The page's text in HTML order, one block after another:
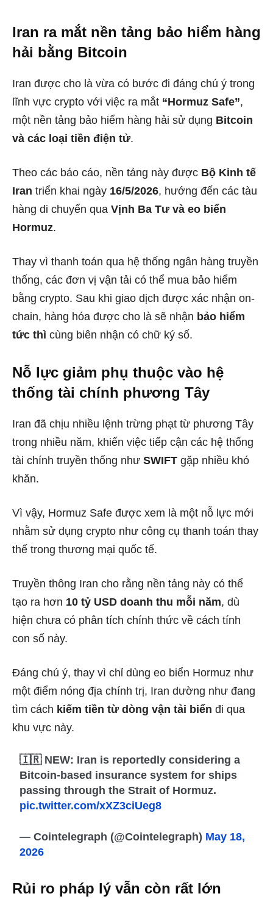
Iran ra mắt nền tảng bảo hiểm hàng
hải bằng Bitcoin
Iran được cho là vừa có bước đi đáng chú ý trong
lĩnh vực crypto với việc ra mắt “Hormuz Safe”,
một nền tảng bảo hiểm hàng hải sử dụng Bitcoin
và các loại tiền điện tử.
Theo các báo cáo, nền tảng này được Bộ Kinh tế
Iran triển khai ngày 16/5/2026, hướng đến các tàu
hàng di chuyển qua Vịnh Ba Tư và eo biển
Hormuz.
Thay vì thanh toán qua hệ thống ngân hàng truyền
thống, các đơn vị vận tải có thể mua bảo hiểm
bằng crypto. Sau khi giao dịch được xác nhận on-
chain, hàng hóa được cho là sẽ nhận bảo hiểm
tức thì cùng biên nhận có chữ ký số.
Nỗ lực giảm phụ thuộc vào hệ
thống tài chính phương Tây
Iran đã chịu nhiều lệnh trừng phạt từ phương Tây
trong nhiều năm, khiến việc tiếp cận các hệ thống
tài chính truyền thống như SWIFT gặp nhiều khó
khăn.
Vì vậy, Hormuz Safe được xem là một nỗ lực mới
nhằm sử dụng crypto như công cụ thanh toán thay
thế trong thương mại quốc tế.
Truyền thông Iran cho rằng nền tảng này có thể
tạo ra hơn 10 tỷ USD doanh thu mỗi năm, dù
hiện chưa có phân tích chính thức về cách tính
con số này.
Đáng chú ý, thay vì chỉ dùng eo biển Hormuz như
một điểm nóng địa chính trị, Iran dường như đang
tìm cách kiếm tiền từ dòng vận tải biển đi qua
khu vực này.
🇮🇷 NEW: Iran is reportedly considering a
Bitcoin-based insurance system for ships
passing through the Strait of Hormuz.
pic.twitter.com/xXZ3ciUeg8
— Cointelegraph (@Cointelegraph) May 18,
2026
Rủi ro pháp lý vẫn còn rất lớn